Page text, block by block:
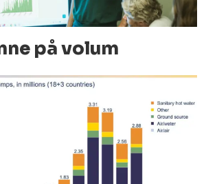
på volum